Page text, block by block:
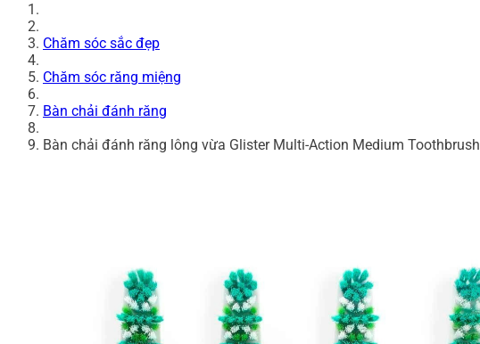
Chăm sóc sắc đẹp
Chăm sóc răng miệng
Bàn chải đánh răng
Bàn chải đánh răng lông vừa Glister Multi-Action Medium Toothbrush